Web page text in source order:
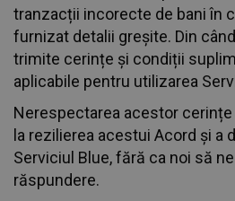
tranzacții incorecte de bani în
furnizat detalii greșite. Din
trimite cerințe și condiții
aplicabile pentru utilizarea
Nerespectarea acestor
la rezilierea acestui Acord și a
Serviciul Blue, fără ca noi să
răspundere.